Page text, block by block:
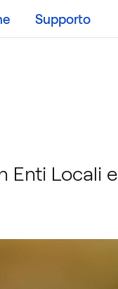
Supporto
Enti Locali e